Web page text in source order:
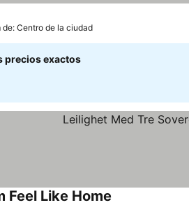
de: Centro de la ciudad
precios exactos
Feel Like Home